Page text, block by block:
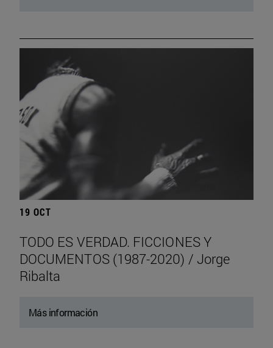
19 OCT
TODO ES VERDAD. FICCIONES Y
DOCUMENTOS (1987-2020) / Jorge
Ribalta
Más información